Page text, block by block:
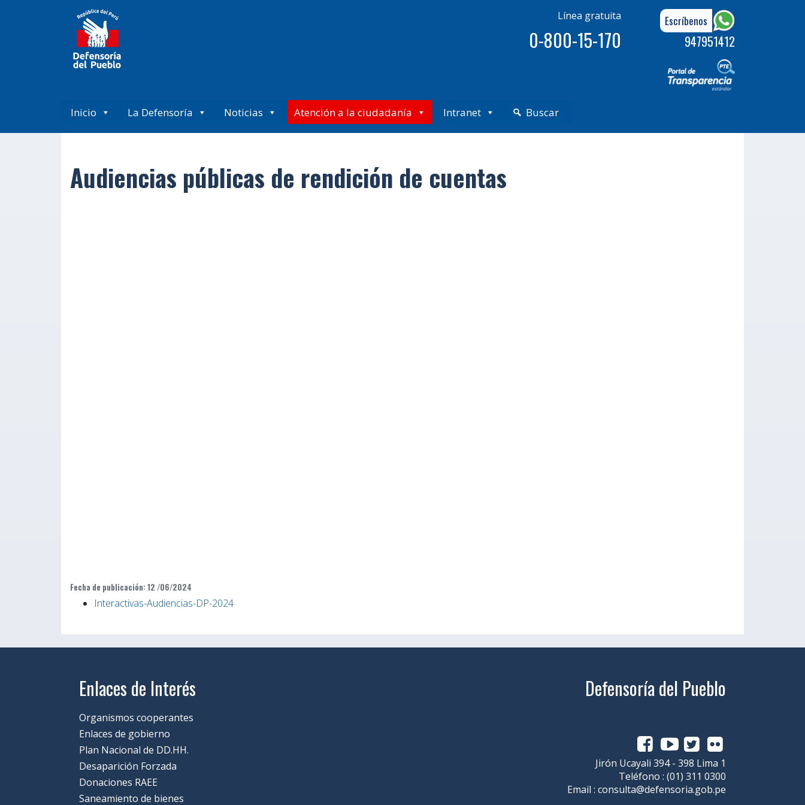
Línea gratuita
0-800-15-170
Escríbenos
947951412
Inicio La Defensoría Noticias Atención a la ciudadanía Intranet Buscar
Audiencias públicas de rendición de cuentas
Fecha de publicación: 12 /06/2024
Interactivas-Audiencias-DP-2024
Enlaces de Interés
Organismos cooperantes
Enlaces de gobierno
Plan Nacional de DD.HH.
Desaparición Forzada
Donaciones RAEE
Saneamiento de bienes
Defensoría del Pueblo
Jirón Ucayali 394 - 398 Lima 1
Teléfono : (01) 311 0300
Email : consulta@defensoria.gob.pe